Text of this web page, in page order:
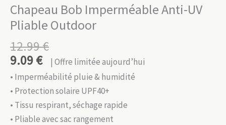
Chapeau Bob Imperméable Anti-UV
Pliable Outdoor
12.99€
9.09€
| Offre limitée aujourd’hui
• Imperméabilité pluie & humidité
• Protection solaire UPF40+
• Tissu respirant, séchage rapide
• Pliable avec sac rangement